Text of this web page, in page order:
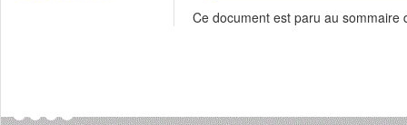
Ce document est paru au sommaire